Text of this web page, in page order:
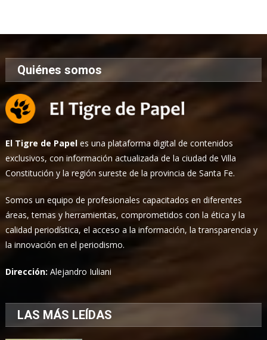
Quiénes somos
El Tigre de Papel es una plataforma digital de contenidos
exclusivos, con información actualizada de la ciudad de Villa
Constitución y la región sureste de la provincia de Santa Fe.
Somos un equipo de profesionales capacitados en diferentes
áreas, temas y herramientas, comprometidos con la ética y la
calidad periodística, el acceso a la información, la transparencia y
la innovación en el periodismo.
Dirección:Alejandro Iuliani
LAS MÁS LEÍDAS